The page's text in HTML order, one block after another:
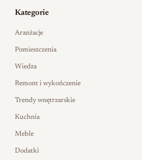
Kategorie
Aranżacje
Pomieszczenia
Wiedza
Remont i wykończenie
Trendy wnętrzarskie
Kuchnia
Meble
Dodatki